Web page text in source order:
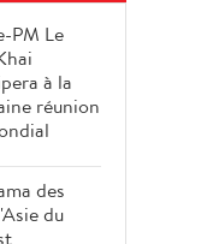
PM Le
à la
réunion
des
du